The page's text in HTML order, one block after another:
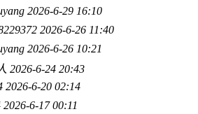
2026-6-29 16:10
2026-6-26 11:40
2026-6-26 10:21
2026-6-24 20:43
2026-6-20 02:14
2026-6-17 00:11